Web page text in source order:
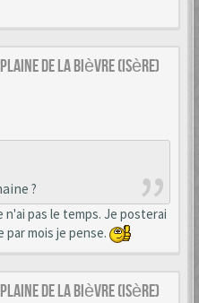
de la Bièvre (Isère)
?
n'ai pas le temps. Je posterai
par mois je pense.
de la Bièvre (Isère)